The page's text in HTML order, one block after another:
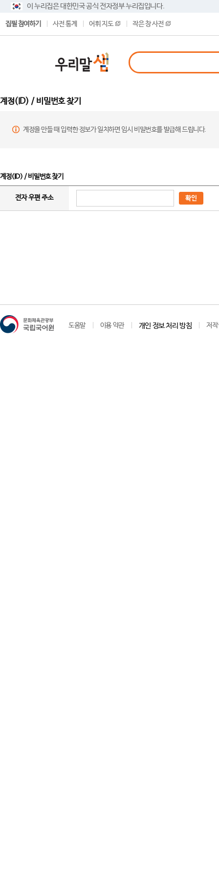
이 누리집은 대한민국 공식 전자정부 누리집입니다.
집필 참여하기 사전 통계 어휘 지도 작은 창 사전
계정(ID) / 비밀번호 찾기
계정을 만들 때 입력한 정보가 일치하면 임시 비밀번호를 발급해 드립니다.
계정(ID) / 비밀번호 찾기
전자 우편 주소 확인
도움말 이용 약관 개인 정보 처리 방침 저